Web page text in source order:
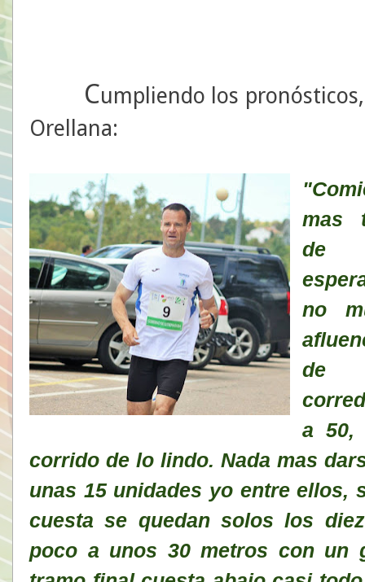
Cumpliendo los
Orellana:
mas
de
no
de
a 50,
corrido de lo lindo. Nada mas
unas 15 unidades yo entre ellos,
cuesta se quedan solos los
poco a unos 30 metros con un